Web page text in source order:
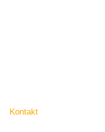
Kontakt